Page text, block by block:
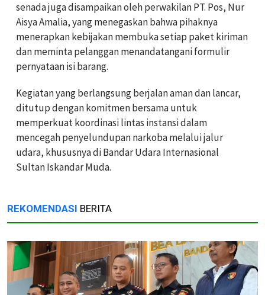
senada juga disampaikan oleh perwakilan PT. Pos, Nur
Aisya Amalia, yang menegaskan bahwa pihaknya
menerapkan kebijakan membuka setiap paket kiriman
dan meminta pelanggan menandatangani formulir
pernyataan isi barang.
Kegiatan yang berlangsung berjalan aman dan lancar,
ditutup dengan komitmen bersama untuk
memperkuat koordinasi lintas instansi dalam
mencegah penyelundupan narkoba melalui jalur
udara, khususnya di Bandar Udara Internasional
Sultan Iskandar Muda.
REKOMENDASI BERITA